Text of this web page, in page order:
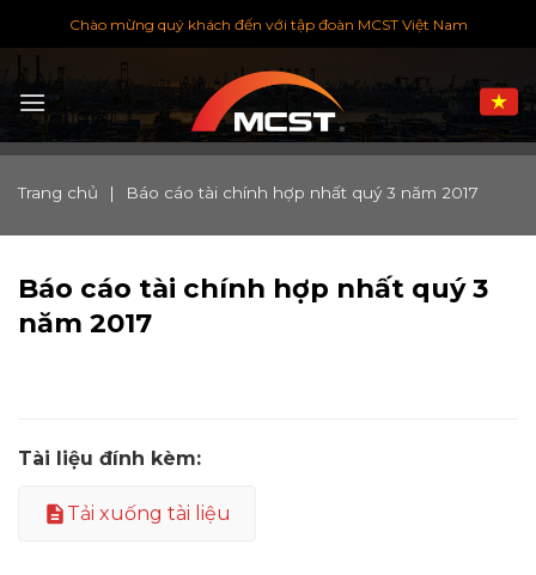
đến
nội
dung
Chào mừng quý khách đến với tập đoàn MCST Việt Nam
Trang chủ | Báo cáo tài chính hợp nhất quý 3 năm 2017
Báo cáo tài chính hợp nhất quý 3
năm 2017
Tài liệu đính kèm:
Tải xuống tài liệu